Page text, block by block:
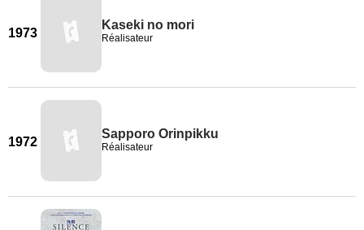
1973
Kaseki no mori
Réalisateur
1972
Sapporo Orinpikku
Réalisateur